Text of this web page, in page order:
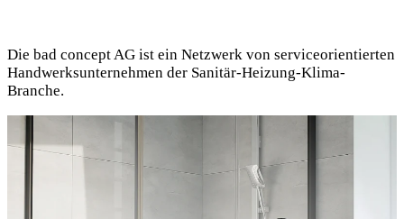
Die bad concept AG ist ein Netzwerk von serviceorientierten
Handwerksunternehmen der Sanitär-Heizung-Klima-
Branche.